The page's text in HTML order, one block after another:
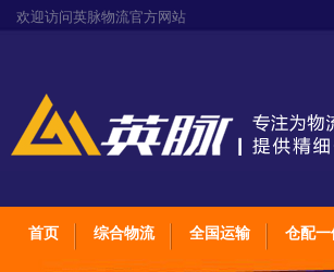
欢迎访问英脉物流官方网站
首页 综合物流 全国运输 仓配一